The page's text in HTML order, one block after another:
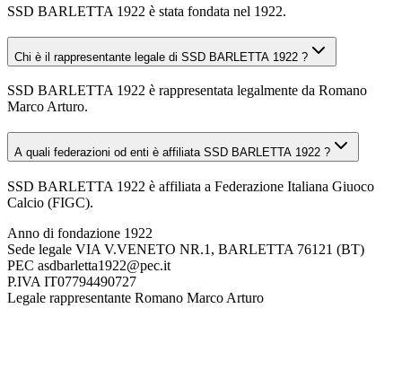
SSD BARLETTA 1922 è stata fondata nel 1922.
Chi è il rappresentante legale di SSD BARLETTA 1922 ?
SSD BARLETTA 1922 è rappresentata legalmente da Romano
Marco Arturo.
A quali federazioni od enti è affiliata SSD BARLETTA 1922 ?
SSD BARLETTA 1922 è affiliata a Federazione Italiana Giuoco
Calcio (FIGC).
Anno di fondazione 1922
Sede legale VIA V.VENETO NR.1, BARLETTA 76121 (BT)
PEC asdbarletta1922@pec.it
P.IVA IT07794490727
Legale rappresentante Romano Marco Arturo